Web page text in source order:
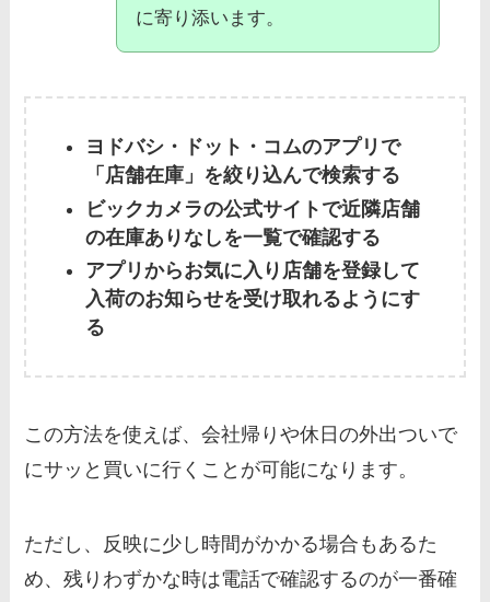
に寄り添います。
ヨドバシ・ドット・コムのアプリで
「店舗在庫」を絞り込んで検索する
ビックカメラの公式サイトで近隣店舗
の在庫ありなしを一覧で確認する
アプリからお気に入り店舗を登録して
入荷のお知らせを受け取れるようにす
る
この方法を使えば、会社帰りや休日の外出ついで
にサッと買いに行くことが可能になります。
ただし、反映に少し時間がかかる場合もあるた
め、残りわずかな時は電話で確認するのが一番確